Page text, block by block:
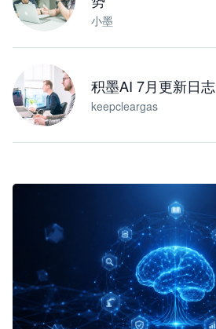
小墨
积墨AI 7月更新日志
keepcleargas